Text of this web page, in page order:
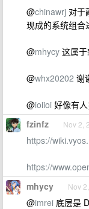
@chinawrj 对于
现成的系统组合
@mhycy 这属
@whx20202 谢
@ioiioi 好像有
fzinfz Nov 2,
https://
https://
mhycy Nov
@imrei 底层是